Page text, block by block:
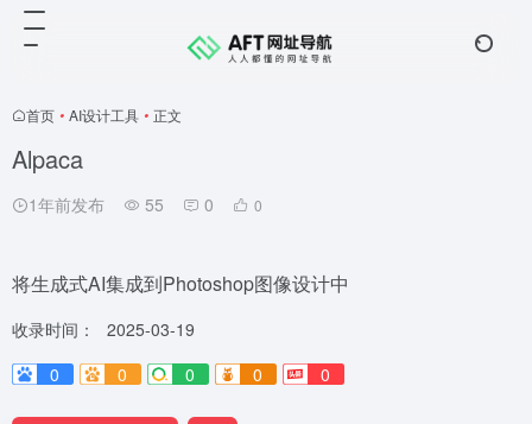
首页 • AI设计工具 • 正文
Alpaca
1年前发布 55 0 0
将生成式AI集成到Photoshop图像设计中
收录时间：
2025-03-19
0
0 0 0 0